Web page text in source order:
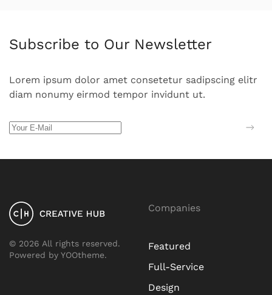
Subscribe to Our Newsletter
Lorem ipsum dolor amet consetetur sadipscing elitr
diam nonumy eirmod tempor invidunt ut.
© 2026 All rights reserved.
Powered by YOOtheme.
Companies
Featured
Full-Service
Design